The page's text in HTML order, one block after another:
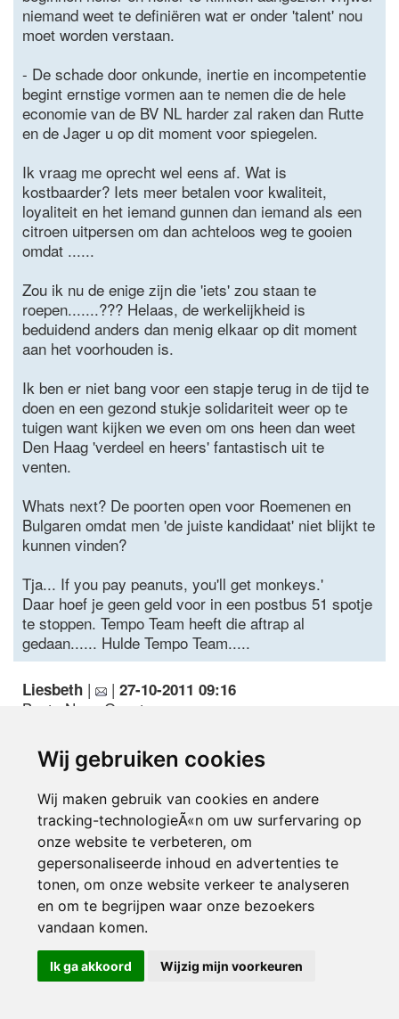
Wij gebruiken cookies
Wij maken gebruik van cookies en andere
tracking-technologieÃ«n om uw surfervaring op
onze website te verbeteren, om
gepersonaliseerde inhoud en advertenties te
tonen, om onze website verkeer te analyseren
en om te begrijpen waar onze bezoekers
vandaan komen.
Ik ga akkoord Wijzig mijn voorkeuren
niemand weet te definiëren wat er onder 'talent' nou
moet worden verstaan.
- De schade door onkunde, inertie en incompetentie
begint ernstige vormen aan te nemen die de hele
economie van de BV NL harder zal raken dan Rutte
en de Jager u op dit moment voor spiegelen.
Ik vraag me oprecht wel eens af. Wat is
kostbaarder? Iets meer betalen voor kwaliteit,
loyaliteit en het iemand gunnen dan iemand als een
citroen uitpersen om dan achteloos weg te gooien
omdat ......
Zou ik nu de enige zijn die 'iets' zou staan te
roepen.......??? Helaas, de werkelijkheid is
beduidend anders dan menig elkaar op dit moment
aan het voorhouden is.
Ik ben er niet bang voor een stapje terug in de tijd te
doen en een gezond stukje solidariteit weer op te
tuigen want kijken we even om ons heen dan weet
Den Haag 'verdeel en heers' fantastisch uit te
venten.
Whats next? De poorten open voor Roemenen en
Bulgaren omdat men 'de juiste kandidaat' niet blijkt te
kunnen vinden?
Tja... If you pay peanuts, you'll get monkeys.'
Daar hoef je geen geld voor in een postbus 51 spotje
te stoppen. Tempo Team heeft die aftrap al
gedaan...... Hulde Tempo Team.....
Liesbeth | | 27-10-2011 09:16
Beste NumoQuest,
is, moet je daar mee dealen als werkzoekende.
Helaas mankeert het bij de werkgevers ook aan het
worden, en zelfs geen AOV (Middenstand) meer
verplicht is zoals voorheen, merk je dat met name in
het MKB op veel plekken het belang bepaald niet ligt
bij P&O. Jammer, gemiste kans, maar wat doe je er
aan. Dan is mijn advies inderdaad om, wanneer je
een kans krijgt, jezelf niet door een te hoge
salarisvraag uit de markt te prijzen, maar zorg dat je
bespreek dat.
De Roemenen en Bulgaren vind ik een andere